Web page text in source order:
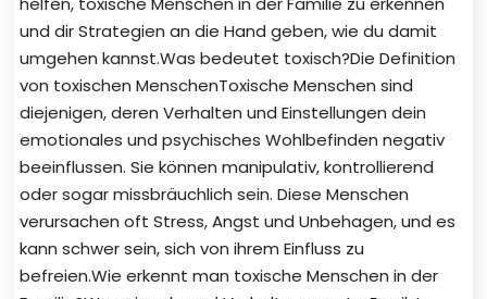
und dir Strategien an die Hand geben, wie du damit
umgehen kannst.Was bedeutet toxisch?Die Definition
von toxischen MenschenToxische Menschen sind
diejenigen, deren Verhalten und Einstellungen dein
emotionales und psychisches Wohlbefinden negativ
beeinflussen. Sie können manipulativ, kontrollierend
oder sogar missbräuchlich sein. Diese Menschen
verursachen oft Stress, Angst und Unbehagen, und es
kann schwer sein, sich von ihrem Einfluss zu
befreien.Wie erkennt man toxische Menschen in der